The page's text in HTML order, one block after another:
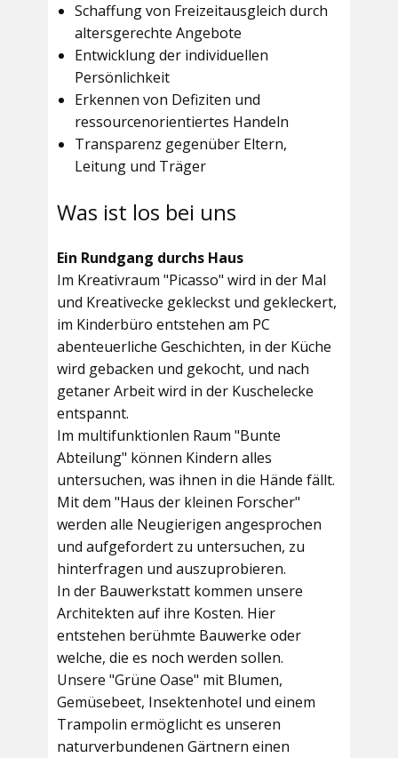
Schaffung von Freizeitausgleich durch
altersgerechte Angebote
Entwicklung der individuellen
Persönlichkeit
Erkennen von Defiziten und
ressourcenorientiertes Handeln
Transparenz gegenüber Eltern,
Leitung und Träger
Was ist los bei uns
Ein Rundgang durchs Haus
Im Kreativraum "Picasso" wird in der Mal
und Kreativecke gekleckst und gekleckert,
im Kinderbüro entstehen am PC
abenteuerliche Geschichten, in der Küche
wird gebacken und gekocht, und nach
getaner Arbeit wird in der Kuschelecke
entspannt.
Im multifunktionlen Raum "Bunte
Abteilung" können Kindern alles
untersuchen, was ihnen in die Hände fällt.
Mit dem "Haus der kleinen Forscher"
werden alle Neugierigen angesprochen
und aufgefordert zu untersuchen, zu
hinterfragen und auszuprobieren.
In der Bauwerkstatt kommen unsere
Architekten auf ihre Kosten. Hier
entstehen berühmte Bauwerke oder
welche, die es noch werden sollen.
Unsere "Grüne Oase" mit Blumen,
Gemüsebeet, Insektenhotel und einem
Trampolin ermöglicht es unseren
naturverbundenen Gärtnern einen